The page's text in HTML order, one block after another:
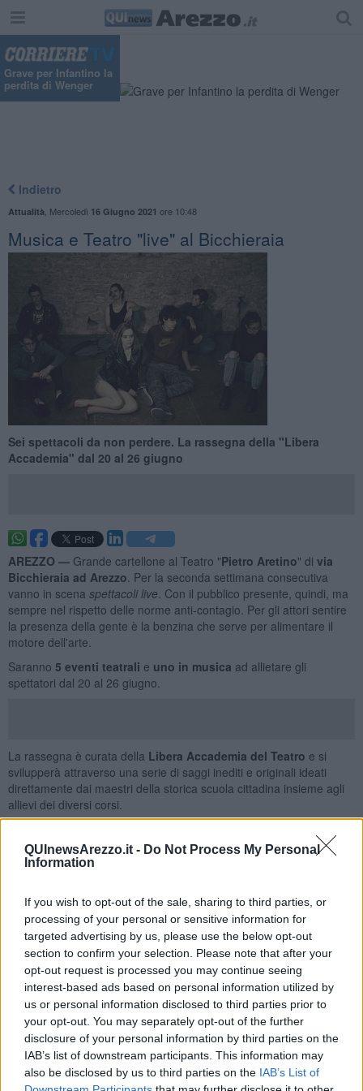
QUInewsArezzo.it - Do Not Process My Personal
Information
If you wish to opt-out of the sale, sharing to third parties, or
processing of your personal or sensitive information for
targeted advertising by us, please use the below opt-out
section to confirm your selection. Please note that after your
opt-out request is processed you may continue seeing
interest-based ads based on personal information utilized by
us or personal information disclosed to third parties prior to
your opt-out. You may separately opt-out of the further
disclosure of your personal information by third parties on the
IAB’s list of downstream participants. This information may
also be disclosed by us to third parties on the IAB’s List of
Grave per Infantino la
perdita di Wenger
Indietro
Attualità Mercoledì 16 Giugno 2021 ore 10:48
Musica e Teatro "live" al Bicchieraia
Sei spettacoli da non perdere. La rassegna della "Libera
Accademia" dal 20 al 26 giugno
AREZZO — Grande cartellone al Teatro "Pietro Aretino" di via
Bicchieraia ad Arezzo . Per la seconda settimana consecutiva
vanno in scena spettacoli live . Con il pubblico presente, quindi, ma
sempre nel rispetto delle norme anti-contagio. Per gli attori sentire
la presenza della gente è la benzina che serve per alimentare il
motore dell'arte.
Saranno 5 eventi teatrali e uno in musica ad allietare gli
spettatori dal 20 al 26 giugno.
La rassegna è curata della Libera Accademia del Teatro e si
svilupperà attraverso una serie di saggi inediti e originali ideati
direttamente dai maestri della storica scuola cittadina insieme agli
allievi dei diversi corsi.
esperti della Libera Accademia del Teatro, gliOstinatissimidel
maestro Andrea Biagiotti,
proporre lo spettacolo “RSA” in doppia
Un altro gruppo di adulti sarà impegnatoalle 21 di mercoledì 23
giugnonel saggio di teatro dell’assurdo “ Il bandolo della
matassa” che, nato dallaregia di Uberto Kovacevich, è
strutturato come un contenitore di varie situazioni e di argomenti
brillanti che intrecciano serietà e divertimento.
Due spettacoli vedranno alternarsi sul palco i piùgiovani attori
delle scuole medie che si metteranno alla prova alle 21 dilunedì
21 giugnoin “Fantasmi in adozione” con laregia di Ilaria Violin
sabato 26 giugnoalle 18 e alle 21.00 con “Assassinio
misterioso” con la regia di Amina Kovacevich, due gialli